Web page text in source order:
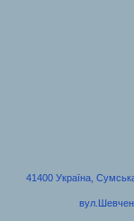
41400 Україна,